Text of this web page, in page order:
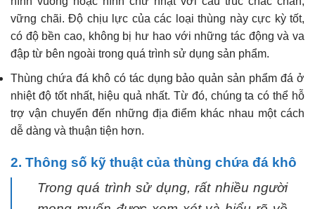
vững chãi. Độ chịu lực của các loại thùng này cực kỳ tốt,
có độ bền cao, không bị hư hao với những tác động và va
đập từ bên ngoài trong quá trình sử dụng sản phẩm.
Thùng chứa đá khô có tác dụng bảo quản sản phẩm đá ở
nhiệt độ tốt nhất, hiệu quả nhất. Từ đó, chúng ta có thể hỗ
trợ vận chuyển đến những địa điểm khác nhau một cách
dễ dàng và thuận tiện hơn.
2. Thông số kỹ thuật của thùng chứa đá khô
Trong quá trình sử dụng, rất nhiều người